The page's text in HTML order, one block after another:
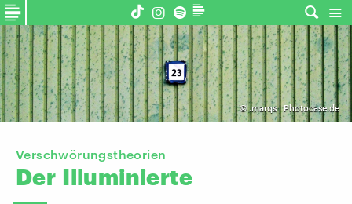
©.marqs | Photocase.de
Verschwörungstheorien
Der Illuminierte